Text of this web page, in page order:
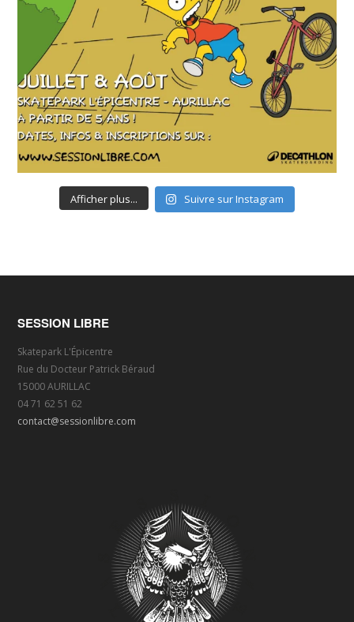
Afficher plus... Suivre sur Instagram
SESSION LIBRE
Skatepark L'Épicentre
Rue du Docteur Patrick Béraud
15000 AURILLAC
04 71 62 51 62
contact@sessionlibre.com